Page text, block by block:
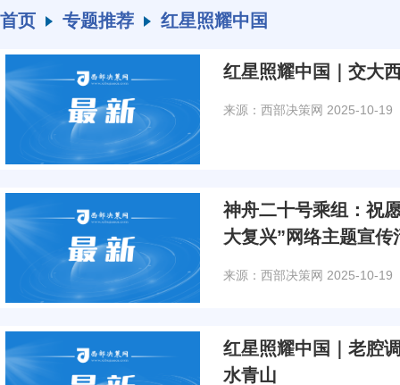
首页 专题推荐 红星照耀中国
红星照耀中国｜交大
来源：西部决策网 2025-10-19
神舟二十号乘组：祝
大复兴”网络主题宣传
来源：西部决策网 2025-10-19
红星照耀中国｜老腔
水青山